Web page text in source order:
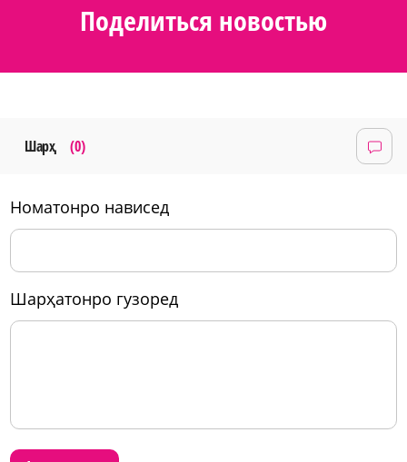
Поделиться новостью
Шарҳ (0)
номатонро нависед
шарҳатонро гузоред